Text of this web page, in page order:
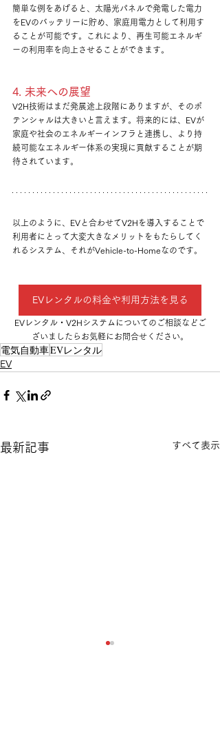
簡単な例をあげると、太陽光パネルで発電した電力
をEVのバッテリーに貯め、家庭用電力として利用す
ることが可能です。これにより、再生可能エネルギ
ーの利用率を向上させることができます。
4. 未来への展望
V2H技術はまだ発展途上段階にありますが、そのポ
テンシャルは大きいと言えます。将来的には、EVが
家庭や社会のエネルギーインフラと連携し、より持
続可能なエネルギー体系の実現に貢献することが期
待されています。
以上のように
、EVと合わせてV2Hを導入することで
利用者にとって大変大きなメリットをもたらしてく
れるシステム、それがVehicle-to-Homeなのです。
EVレンタルの料金や利用方法を見る
EVレンタル・V2Hシステムについてのご相談などご
ざいましたらお気軽にお問合せください。
電気自動車EVレンタル
EV
最新記事 すべて表示